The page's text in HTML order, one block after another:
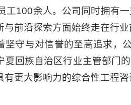
工100余人。公司同时拥有
前沿探索方面始终走在行业
坚守与对信誉的至高追求，
夏回族自治区行业主管部门
更大影响力的综合性工程咨